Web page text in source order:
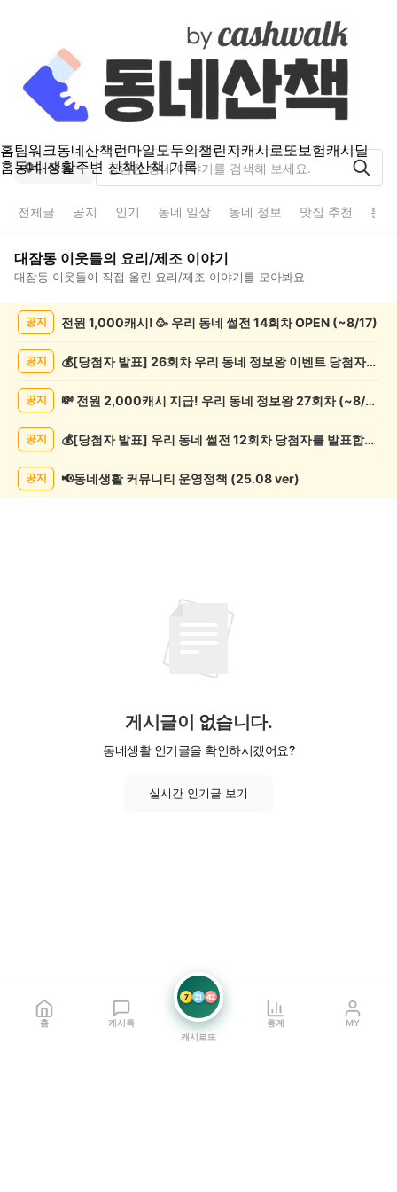
홈팀워크동네산책런마일모두의챌린지캐시로또보험캐시딜
홈동네 생활주변 산책산책 기록
대잠동
전체글 공지 인기 동네 일상 동네 정보 맛집 추천 분
대잠동 이웃들의 요리/제조 이야기
대잠동 이웃들이 직접 올린 요리/제조 이야기를 모아봐요
록
공지 전원 1,000캐시! 🥳 우리 동네 썰전 14회차 OPEN (~8/17)
공지 💰[당첨자 발표] 26회차 우리 동네 정보왕 이벤트 당첨자를 발표합니다!
공지 💸 전원 2,000캐시 지급! 우리 동네 정보왕 27회차 (~8/10)
공지 💰[당첨자 발표] 우리 동네 썰전 12회차 당첨자를 발표합니다!
공지 📢동네생활 커뮤니티 운영정책 (25.08 ver)
게시글이 없습니다.
동네생활 인기글을 확인하시겠어요?
실시간 인기글 보기
홈 캐시톡
7 21 42
캐시로또
통계 MY